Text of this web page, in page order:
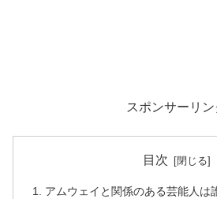
スポンサーリン
目次
アムウェイと関係のある芸能人は